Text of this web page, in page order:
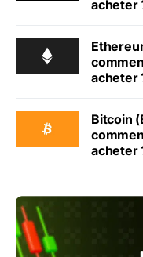
acheter
acheter
Bitcoin
acheter